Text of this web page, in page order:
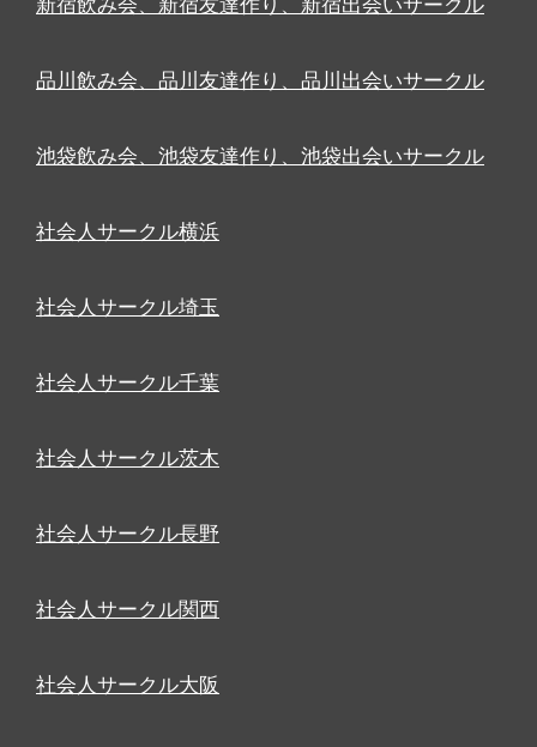
新宿飲み会、新宿友達作り、新宿出会いサークル
品川飲み会、品川友達作り、品川出会いサークル
池袋飲み会、池袋友達作り、池袋出会いサークル
社会人サークル横浜
社会人サークル埼玉
社会人サークル千葉
社会人サークル茨木
社会人サークル長野
社会人サークル関西
社会人サークル大阪